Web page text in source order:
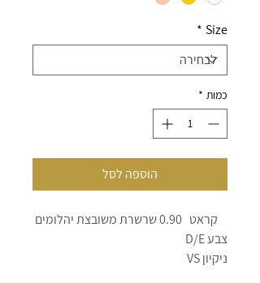
Size
*
כמות *
הוספה לסל
קראט 0.90 שרשרת משובצת יהלומים
צבע D/E
ניקיון VS